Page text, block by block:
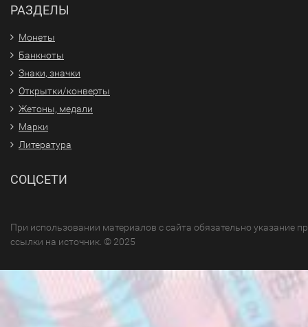
РАЗДЕЛЫ
Монеты
Банкноты
Знаки, значки
Открытки/конверты
Жетоны, медали
Марки
Литература
СОЦСЕТИ
При использовании материалов с сайта обязательно указание
ссылки на источник. © 2025